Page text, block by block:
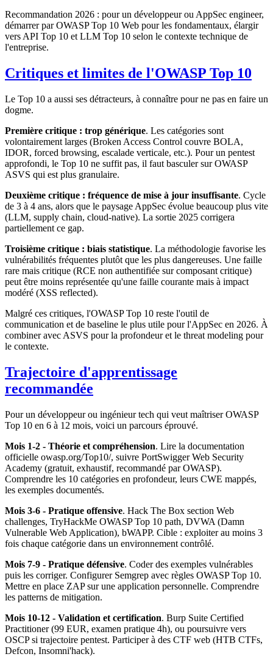
Recommandation 2026 : pour un développeur ou AppSec engineer,
démarrer par OWASP Top 10 Web pour les fondamentaux, élargir
vers API Top 10 et LLM Top 10 selon le contexte technique de
l'entreprise.
Critiques et limites de l'OWASP Top 10
Le Top 10 a aussi ses détracteurs, à connaître pour ne pas en faire un
dogme.
Première critique : trop générique. Les catégories sont
volontairement larges (Broken Access Control couvre BOLA,
IDOR, forced browsing, escalade verticale, etc.). Pour un pentest
approfondi, le Top 10 ne suffit pas, il faut basculer sur OWASP
ASVS qui est plus granulaire.
Deuxième critique : fréquence de mise à jour insuffisante. Cycle
de 3 à 4 ans, alors que le paysage AppSec évolue beaucoup plus vite
(LLM, supply chain, cloud-native). La sortie 2025 corrigera
partiellement ce gap.
Troisième critique : biais statistique. La méthodologie favorise les
vulnérabilités fréquentes plutôt que les plus dangereuses. Une faille
rare mais critique (RCE non authentifiée sur composant critique)
peut être moins représentée qu'une faille courante mais à impact
modéré (XSS reflected).
Malgré ces critiques, l'OWASP Top 10 reste l'outil de
communication et de baseline le plus utile pour l'AppSec en 2026. À
combiner avec ASVS pour la profondeur et le threat modeling pour
le contexte.
Trajectoire d'apprentissage
recommandée
Pour un développeur ou ingénieur tech qui veut maîtriser OWASP
Top 10 en 6 à 12 mois, voici un parcours éprouvé.
Mois 1-2 - Théorie et compréhension. Lire la documentation
officielle owasp.org/Top10/, suivre PortSwigger Web Security
Academy (gratuit, exhaustif, recommandé par OWASP).
Comprendre les 10 catégories en profondeur, leurs CWE mappés,
les exemples documentés.
Mois 3-6 - Pratique offensive. Hack The Box section Web
challenges, TryHackMe OWASP Top 10 path, DVWA (Damn
Vulnerable Web Application), bWAPP. Cible : exploiter au moins 3
fois chaque catégorie dans un environnement contrôlé.
Mois 7-9 - Pratique défensive. Coder des exemples vulnérables
puis les corriger. Configurer Semgrep avec règles OWASP Top 10.
Mettre en place ZAP sur une application personnelle. Comprendre
les patterns de mitigation.
Mois 10-12 - Validation et certification. Burp Suite Certified
Practitioner (99 EUR, examen pratique 4h), ou poursuivre vers
OSCP si trajectoire pentest. Participer à des CTF web (HTB CTFs,
Defcon, Insomni'hack).